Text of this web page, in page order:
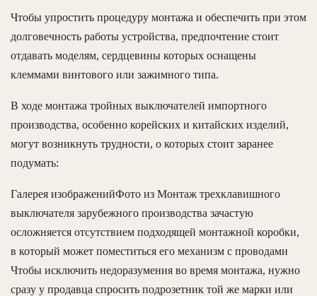
Чтобы упростить процедуру монтажа и обеспечить при этом
долговечность работы устройства, предпочтение стоит
отдавать моделям, сердцевины которых оснащены
клеммами винтового или зажимного типа.
В ходе монтажа тройных выключателей импортного
производства, особенно корейских и китайских изделий,
могут возникнуть трудности, о которых стоит заранее
подумать:
Галерея изображенийФото из Монтаж трехклавишного
выключателя зарубежного производства зачастую
осложняется отсутствием подходящей монтажной коробки,
в который может поместиться его механизм с проводами
Чтобы исключить недоразумения во время монтажа, нужно
сразу у продавца спросить подрозетник той же марки или